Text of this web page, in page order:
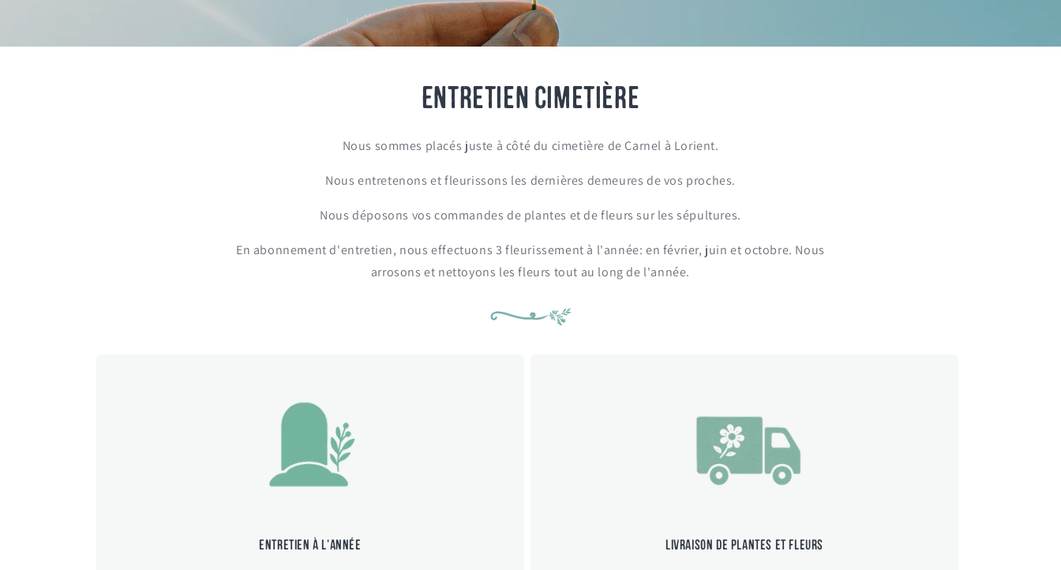
Entretien cimetière
Nous sommes placés juste à côté du cimetière de Carnel à Lorient.
Nous entretenons et fleurissons les dernières demeures de vos proches.
Nous déposons vos commandes de plantes et de fleurs sur les sépultures.
En abonnement d'entretien, nous effectuons 3 fleurissement à l'année: en février, juin et octobre. Nous
arrosons et nettoyons les fleurs tout au long de l'année.
Entretien à l'année Livraison de plantes et fleurs